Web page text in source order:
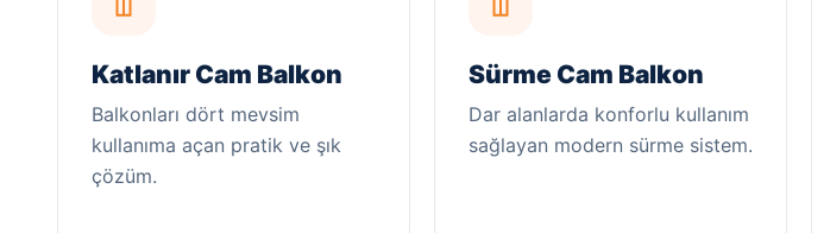
Katlanır Cam Balkon
Balkonları dört mevsim
kullanıma açan pratik ve şık
çözüm.
Sürme Cam Balkon
Dar alanlarda konforlu kullanım
sağlayan modern sürme sistem.